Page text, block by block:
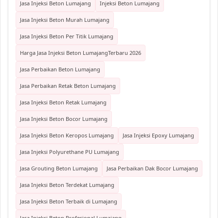
Jasa Injeksi Beton Lumajang Injeksi Beton Lumajang
Jasa Injeksi Beton Murah Lumajang
Jasa Injeksi Beton Per Titik Lumajang
Harga Jasa Injeksi Beton LumajangTerbaru 2026
Jasa Perbaikan Beton Lumajang
Jasa Perbaikan Retak Beton Lumajang
Jasa Injeksi Beton Retak Lumajang
Jasa Injeksi Beton Bocor Lumajang
Jasa Injeksi Beton Keropos Lumajang Jasa Injeksi Epoxy Lumajang
Jasa Injeksi Polyurethane PU Lumajang
Jasa Grouting Beton Lumajang Jasa Perbaikan Dak Bocor Lumajang
Jasa Injeksi Beton Terdekat Lumajang
Jasa Injeksi Beton Terbaik di Lumajang